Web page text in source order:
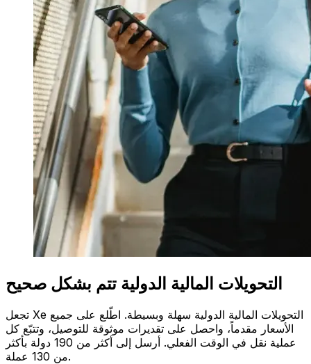
التحويلات المالية الدولية تتم بشكل صحيح
تجعل Xe التحويلات المالية الدولية سهلة وبسيطة. اطّلع على جميع
الأسعار مقدماً، واحصل على تقديرات موثوقة للتوصيل، وتتبّع كل
عملية نقل في الوقت الفعلي. أرسل إلى أكثر من 190 دولة بأكثر
من 130 عملة.